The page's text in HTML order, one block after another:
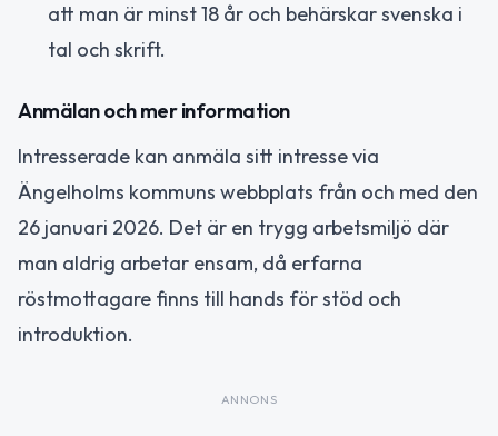
att man är minst 18 år och behärskar svenska i
tal och skrift.
Anmälan och mer information
Intresserade kan anmäla sitt intresse via
Ängelholms kommuns webbplats från och med den
26 januari 2026. Det är en trygg arbetsmiljö där
man aldrig arbetar ensam, då erfarna
röstmottagare finns till hands för stöd och
introduktion.
ANNONS